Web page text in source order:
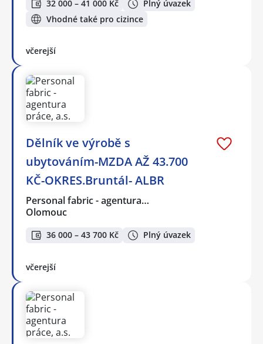
32 000 – 41 000 Kč
Plný úvazek
Vhodné také pro cizince
včerejší
Dělník ve výrobě s
ubytováním-MZDA AŽ 43.700
KČ-OKRES.Bruntál- ALBR
Personal fabric - agentura…
Olomouc
36 000 – 43 700 Kč Plný úvazek
včerejší